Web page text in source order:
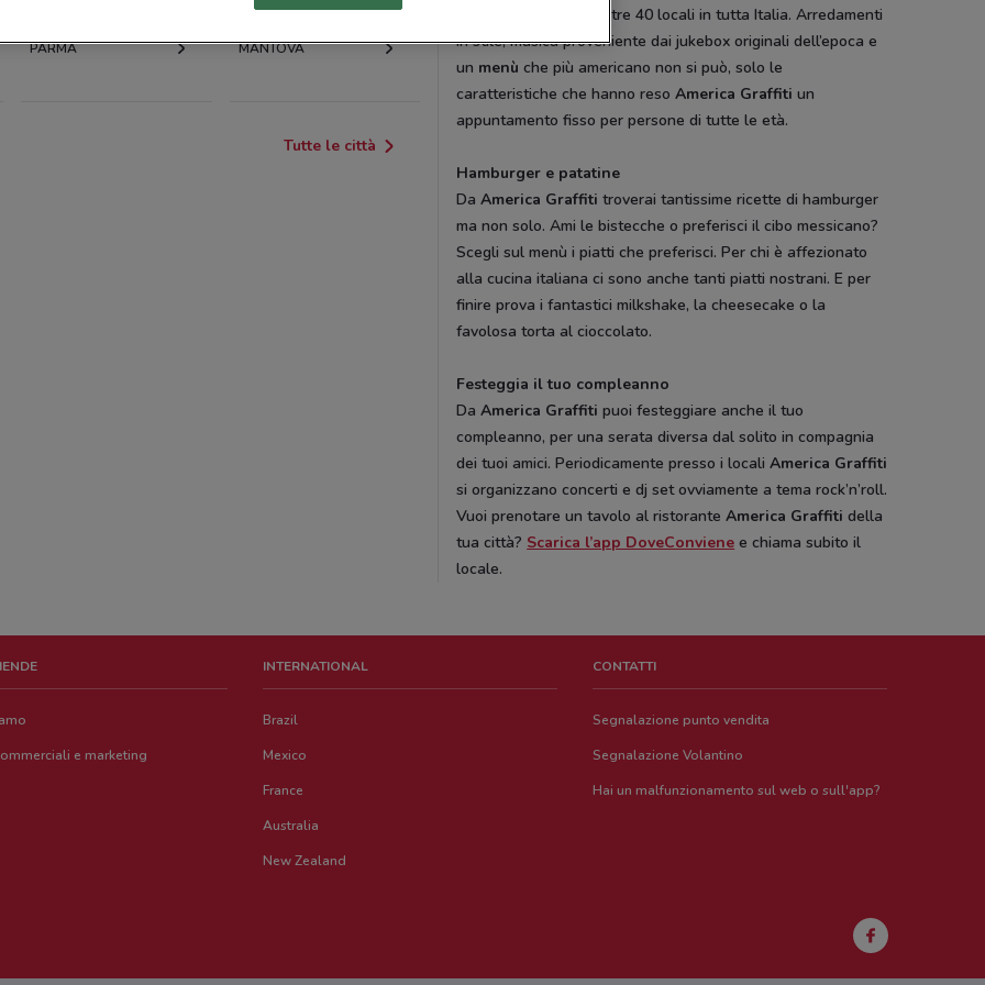
PARMA MANTOVA
Tutte le città
fast food che vanta oltre 40 locali in tutta Italia. Arredamenti
in stile, musica proveniente dai jukebox originali dell’epoca e
un menù che più americano non si può, solo le
caratteristiche che hanno resoAmerica Graffiti un
appuntamento fisso per persone di tutte le età.
Hamburger e patatine
DaAmerica Graffiti troverai tantissime ricette di hamburger
ma non solo. Ami le bistecche o preferisci il cibo messicano?
Scegli sul menù i piatti che preferisci. Per chi è affezionato
alla cucina italiana ci sono anche tanti piatti nostrani. E per
finire prova i fantastici milkshake, la cheesecake o la
favolosa torta al cioccolato.
Festeggia il tuo compleanno
DaAmerica Graffiti puoi festeggiare anche il tuo
compleanno, per una serata diversa dal solito in compagnia
dei tuoi amici. Periodicamente presso i localiAmerica Graffiti
si organizzano concerti e dj set ovviamente a tema rock’n’roll.
Vuoi prenotare un tavolo al ristoranteAmerica Graffiti della
tua città? Scarica l’app DoveConviene e chiama subito il
locale.
e marketing
INTERNATIONAL
Brazil
Mexico
France
Australia
New Zealand
CONTATTI
Segnalazione punto vendita
Segnalazione Volantino
Hai un malfunzionamento sul web o sull'app?